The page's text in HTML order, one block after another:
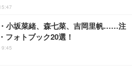
小坂菜緒、森七菜、吉岡里帆……注
フォトブック20選！
9:45